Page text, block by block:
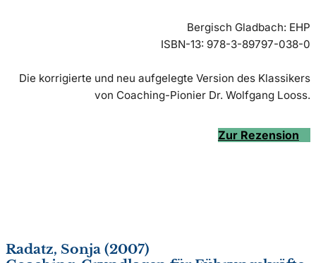
Bergisch Gladbach: EHP
ISBN-13: 978-3-89797-038-0
Die korrigierte und neu aufgelegte Version des Klassikers
von Coaching-Pionier Dr. Wolfgang Looss.
Zur Rezension
Radatz, Sonja (2007)